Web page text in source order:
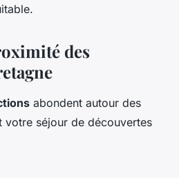
des
abondent autour des
votre séjour de découvertes